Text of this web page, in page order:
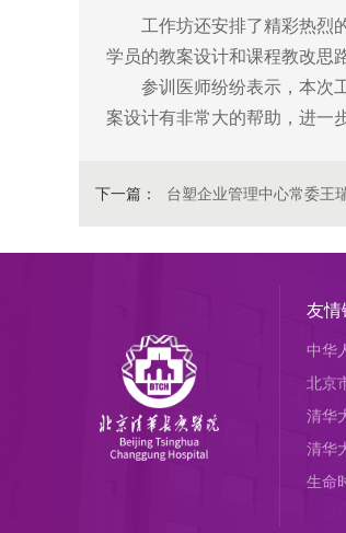
工作坊还安排了精彩热烈的
学员的教案设计和课程教改思
参训医师纷纷表示，本次工
案设计有非常大的帮助，进一
下一篇： 台塑企业管理中心常委王
友情
中华
北京
清华
清华
生命